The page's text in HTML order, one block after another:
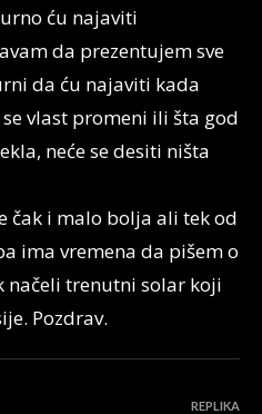
ću najaviti
da prezentujem sve
da ću najaviti kada
vlast promeni ili šta god
neće se desiti ništa
čak i malo bolja ali tek od
ima vremena da pišem o
načeli trenutni solar koji
Pozdrav.
REPLIKA